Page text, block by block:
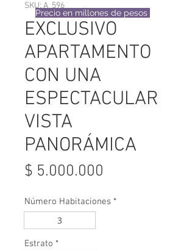
SKU: A_596
EXCLUSIVO
APARTAMENTO
CON UNA
ESPECTACULAR
VISTA
PANORÁMICA
$ 5.000.000
Número Habitaciones *
3
Estrato *
Precio en millones de pesos